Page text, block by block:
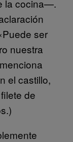
la cocina—.
ser
nuestra
el castillo,
de